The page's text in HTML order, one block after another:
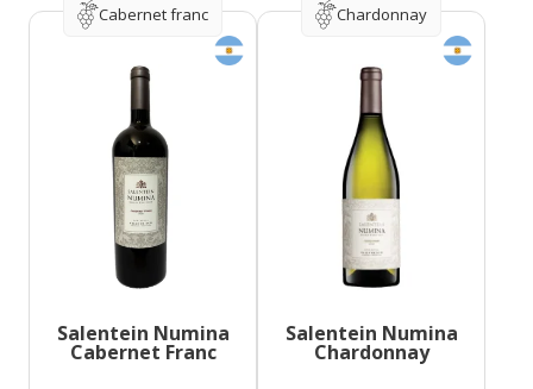
Cabernet franc
Salentein Numina
Cabernet Franc
Chardonnay
Salentein Numina
Chardonnay